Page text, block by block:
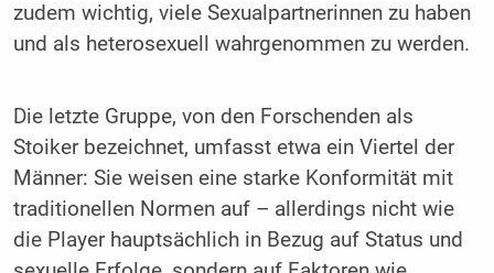
zudem wichtig, viele Sexualpartnerinnen zu haben
und als heterosexuell wahrgenommen zu werden.
Die letzte Gruppe, von den Forschenden als
Stoiker bezeichnet, umfasst etwa ein Viertel der
Männer: Sie weisen eine starke Konformität mit
traditionellen Normen auf – allerdings nicht wie
die Player hauptsächlich in Bezug auf Status und